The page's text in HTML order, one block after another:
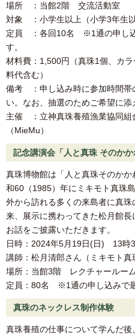
場所 ：当館2階 交流活動室
対象 ：小学生以上（小学3年生
定員 ：各回10名 ※1通の申し込
す。
材料費：1,500円（真珠1個、カ
料代含む）
備考 ：申し込み時に参加時間帯
い。なお、抽選のためご希望に添
主催 ：立神真珠養殖漁業協同組
（MieMu）
記念講演会「人と真珠 そのかか
真珠博物館は「人と真珠そのか
和60（1985）年にミキモト真珠
外から訪れる多くの来島者に真
来、展示に携わってきた松月館
お話をご披露いただきます。
日時：2024年5月19日(日) 13時
講師：松月清郎さん（ミキモト真
場所：当館3階 レクチャールー
定員：80名 ※1通の申し込みで
真珠のネックレス制作体験
真珠養殖の仕事について学んだ後